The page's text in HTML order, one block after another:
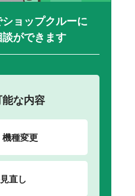
ョップクルーに
ができます
能な内容
機種変更
直し